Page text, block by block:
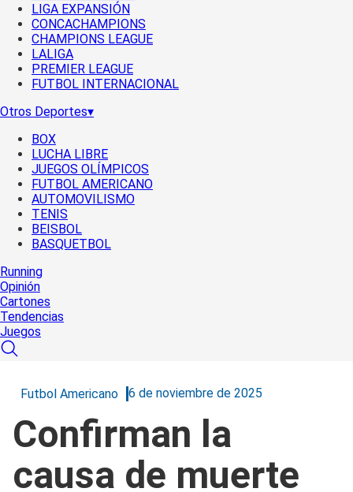
LIGA EXPANSIÓN
CONCACHAMPIONS
CHAMPIONS LEAGUE
LALIGA
PREMIER LEAGUE
FUTBOL INTERNACIONAL
Otros Deportes▾
BOX
LUCHA LIBRE
JUEGOS OLÍMPICOS
FUTBOL AMERICANO
AUTOMOVILISMO
TENIS
BEISBOL
BASQUETBOL
Running
Opinión
Cartones
Tendencias
Juegos
Futbol Americano 6 de noviembre de 2025
Confirman la
causa de muerte